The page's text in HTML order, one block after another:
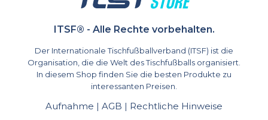
ITSF® - Alle Rechte vorbehalten.
Der Internationale Tischfußballverband (ITSF) ist die
Organisation, die die Welt des Tischfußballs organisiert.
In diesem Shop finden Sie die besten Produkte zu
interessanten Preisen.
Aufnahme | AGB | Rechtliche Hinweise